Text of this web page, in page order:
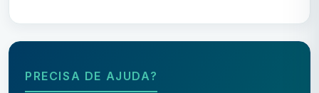
PRECISA DE AJUDA?